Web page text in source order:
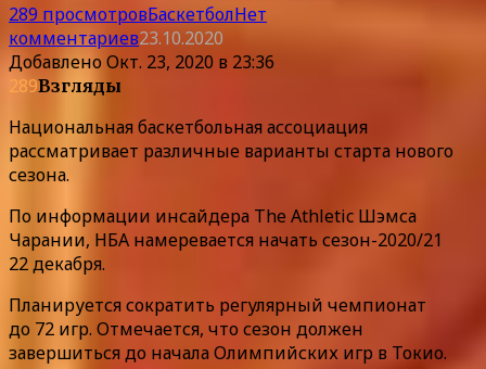
289 просмотровБаскетболНет
комментариев23.10.2020
ДобавленоОкт. 23, 2020 в 23:36
289Взгляды
Национальная баскетбольная ассоциация
рассматривает различные варианты старта нового
сезона.
По информации инсайдера The Athletic Шэмса
Чарании, НБА намеревается начать сезон-2020/21
22 декабря.
Планируется сократить регулярный чемпионат
до 72 игр. Отмечается, что сезон должен
завершиться до начала Олимпийских игр в Токио.